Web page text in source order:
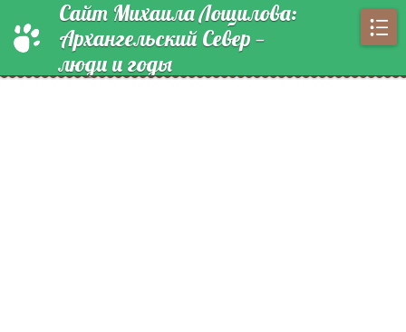
Сайт Михаила Лощилова:
Архангельский Север —
люди и годы